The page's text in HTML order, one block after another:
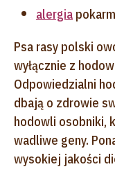
alergia
Psa rasy polski
wyłącznie z
Odpowiedzialni
dbają o zdrowie
hodowli osobniki,
wadliwe geny.
wysokiej jakości